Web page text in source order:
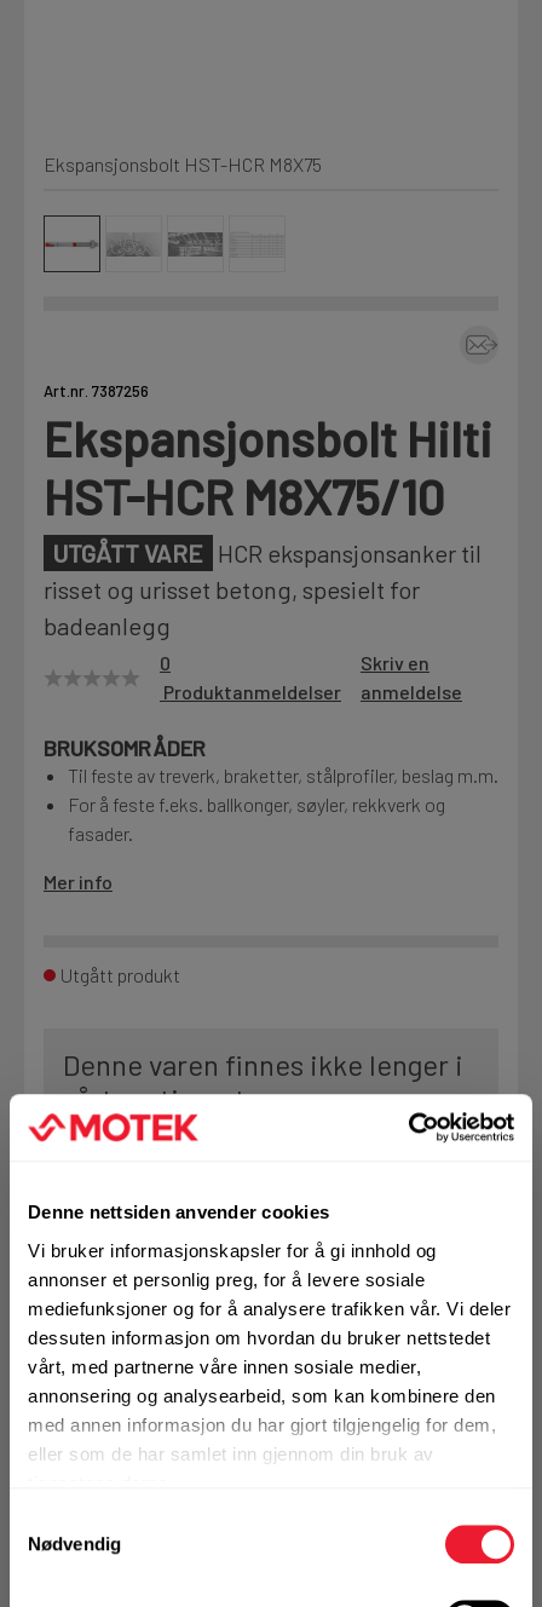
Denne nettsiden anvender cookies
Vi bruker informasjonskapsler for å gi innhold og
annonser et personlig preg, for å levere sosiale
mediefunksjoner og for å analysere trafikken vår. Vi deler
dessuten informasjon om hvordan du bruker nettstedet
vårt, med partnerne våre innen sosiale medier,
annonsering og analysearbeid, som kan kombinere den
med annen informasjon du har gjort tilgjengelig for dem,
eller som de har samlet inn gjennom din bruk av
Nødvendig
Fag
Motek
Finn butikk
Kontakt
Fra rådgivning til sporing av ordre
Produktnyheter
Siste nytt om dine favorittprodukter
Prislister
Firmainformasjon
LOGG UT
Ekspansjonsbolt HST-HCR M8X75
Art.nr. 7387256
Ekspansjonsbolt Hilti
HST-HCR M8X75/10
UTGÅTT VARE HCR ekspansjonsanker til
risset og urisset betong, spesielt for
badeanlegg
0
Produktanmeldelser
Skriv en
anmeldelse
BRUKSOMRÅDER
Til feste av treverk, braketter, stålprofiler, beslag m.m.
For å feste f.eks. ballkonger, søyler, rekkverk og
fasader.
Mer info
Utgått produkt
Denne varen finnes ikke lenger i
vårt sortiment
Se hele sortimentet
VELG VARIANT
M10X90/10